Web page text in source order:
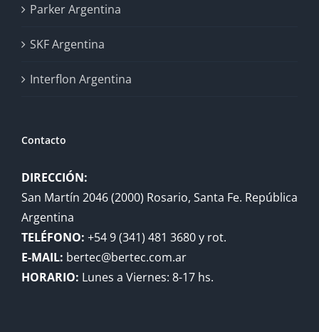
Parker Argentina
SKF Argentina
Interflon Argentina
Contacto
DIRECCIÓN:
San Martín 2046 (2000) Rosario, Santa Fe. República
Argentina
TELÉFONO: +54 9 (341) 481 3680 y rot.
E-MAIL: bertec@bertec.com.ar
HORARIO: Lunes a Viernes: 8-17 hs.